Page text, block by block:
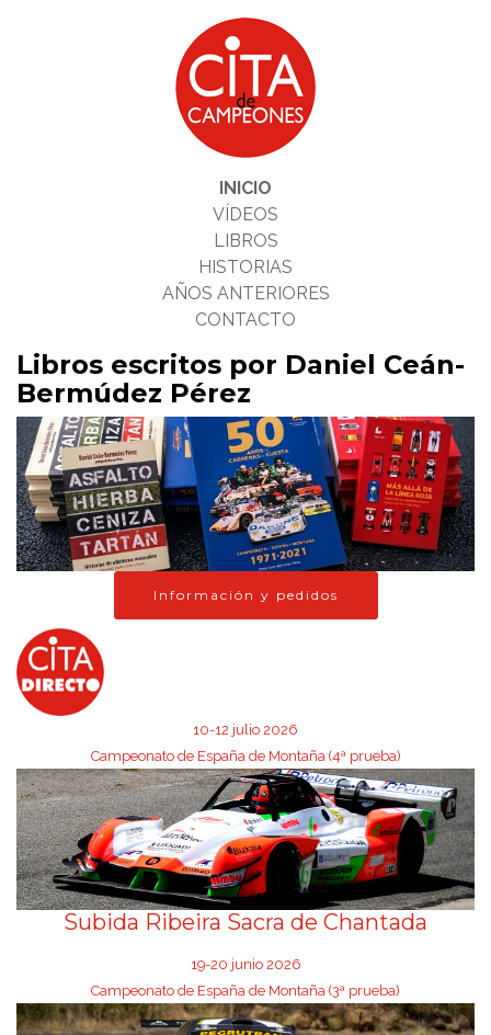
INICIO
VÍDEOS
LIBROS
HISTORIAS
AÑOS ANTERIORES
CONTACTO
Libros escritos por Daniel Ceán-
Bermúdez Pérez
Información y pedidos
10-12 julio 2026
Campeonato de España de Montaña (4ª prueba)
Subida Ribeira Sacra de Chantada
19-20 junio 2026
Campeonato de España de Montaña (3ª prueba)